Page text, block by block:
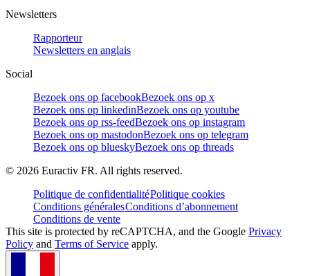
Newsletters
Rapporteur
Newsletters en anglais
Social
Bezoek ons op facebookBezoek ons op x
Bezoek ons op linkedinBezoek ons op youtube
Bezoek ons op rss-feedBezoek ons op instagram
Bezoek ons op mastodonBezoek ons op telegram
Bezoek ons op blueskyBezoek ons op threads
© 2026 Euractiv FR. All rights reserved.
Politique de confidentialitéPolitique cookies
Conditions généralesConditions d’abonnement
Conditions de vente
This site is protected by reCAPTCHA, and the Google Privacy
Policy and Terms of Service apply.